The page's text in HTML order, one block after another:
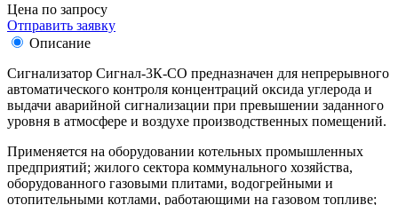
Цена по запросу
Отправить заявку
Описание
Сигнализатор Сигнал-3К-CO предназначен для непрерывного
автоматического контроля концентраций оксида углерода и
выдачи аварийной сигнализации при превышении заданного
уровня в атмосфере и воздухе производственных помещений.
Применяется на оборудовании котельных промышленных
предприятий; жилого сектора коммунального хозяйства,
оборудованного газовыми плитами, водогрейными и
отопительными котлами, работающими на газовом топливе;